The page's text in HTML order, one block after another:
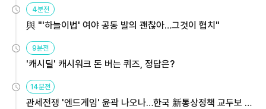
4분전
與 "'하늘이법' 여야 공동 발의 괜찮아…그것이 협치"
9분전
'캐시딜' 캐시워크 돈 버는 퀴즈, 정답은?
14분전
관세전쟁 '엔드게임' 윤곽 나오나…한국 新통상정책 교두보 활